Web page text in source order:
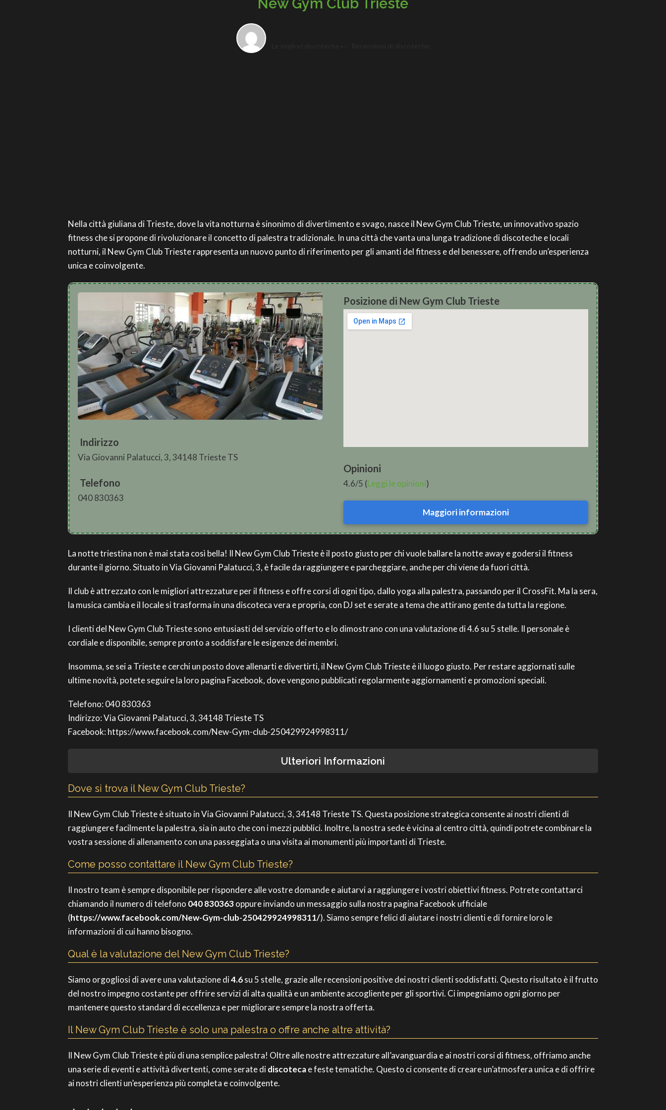
New Gym Club Trieste
Nella città giuliana di Trieste, dove la vita notturna è sinonimo di divertimento e svago, nasce il New Gym Club Trieste, un innovativo spazio
fitness che si propone di rivoluzionare il concetto di palestra tradizionale. In una città che vanta una lunga tradizione di discoteche e locali
notturni, il New Gym Club Trieste rappresenta un nuovo punto di riferimento per gli amanti del fitness e del benessere, offrendo un’esperienza
unica e coinvolgente.
Indirizzo
Via Giovanni Palatucci, 3, 34148 Trieste TS
Telefono
040 830363
Posizione di New Gym Club Trieste
Opinioni
4.6/5 (Leggi le opinioni)
Maggiori informazioni
La notte triestina non è mai stata così bella! Il New Gym Club Trieste è il posto giusto per chi vuole ballare la notte away e godersi il fitness
durante il giorno. Situato in Via Giovanni Palatucci, 3, è facile da raggiungere e parcheggiare, anche per chi viene da fuori città.
Il club è attrezzato con le migliori attrezzature per il fitness e offre corsi di ogni tipo, dallo yoga alla palestra, passando per il CrossFit. Ma la sera,
la musica cambia e il locale si trasforma in una discoteca vera e propria, con DJ set e serate a tema che attirano gente da tutta la regione.
I clienti del New Gym Club Trieste sono entusiasti del servizio offerto e lo dimostrano con una valutazione di 4.6 su 5 stelle. Il personale è
cordiale e disponibile, sempre pronto a soddisfare le esigenze dei membri.
Insomma, se sei a Trieste e cerchi un posto dove allenarti e divertirti, il New Gym Club Trieste è il luogo giusto. Per restare aggiornati sulle
ultime novità, potete seguire la loro pagina Facebook, dove vengono pubblicati regolarmente aggiornamenti e promozioni speciali.
Telefono: 040 830363
Indirizzo: Via Giovanni Palatucci, 3, 34148 Trieste TS
Facebook: https://www.facebook.com/New-Gym-club-250429924998311/
Ulteriori Informazioni
Dove si trova il New Gym Club Trieste?
Il New Gym Club Trieste è situato in Via Giovanni Palatucci, 3, 34148 Trieste TS. Questa posizione strategica consente ai nostri clienti di
raggiungere facilmente la palestra, sia in auto che con i mezzi pubblici. Inoltre, la nostra sede è vicina al centro città, quindi potrete combinare la
vostra sessione di allenamento con una passeggiata o una visita ai monumenti più importanti di Trieste.
Come posso contattare il New Gym Club Trieste?
Il nostro team è sempre disponibile per rispondere alle vostre domande e aiutarvi a raggiungere i vostri obiettivi fitness. Potrete contattarci
chiamando il numero di telefono 040 830363oppure inviando un messaggio sulla nostra pagina Facebook ufficiale
(https://www.facebook.com/New-Gym-club-250429924998311/). Siamo sempre felici di aiutare i nostri clienti e di fornire loro le
informazioni di cui hanno bisogno.
Qual è la valutazione del New Gym Club Trieste?
Siamo orgogliosi di avere una valutazione di4.6su 5 stelle, grazie alle recensioni positive dei nostri clienti soddisfatti. Questo risultato è il frutto
del nostro impegno costante per offrire servizi di alta qualità e un ambiente accogliente per gli sportivi. Ci impegniamo ogni giorno per
mantenere questo standard di eccellenza e per migliorare sempre la nostra offerta.
Il New Gym Club Trieste è solo una palestra o offre anche altre attività?
Il New Gym Club Trieste è più di una semplice palestra! Oltre alle nostre attrezzature all’avanguardia e ai nostri corsi di fitness, offriamo anche
una serie di eventi e attività divertenti, come serate didiscotecae feste tematiche. Questo ci consente di creare un’atmosfera unica e di offrire
ai nostri clienti un’esperienza più completa e coinvolgente.